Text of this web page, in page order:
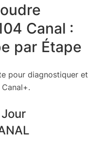
Canal :
par Étape
pour diagnostiquer et
Canal+.